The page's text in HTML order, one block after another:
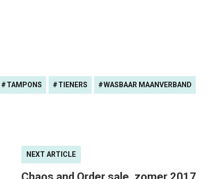
TAMPONS TIENERS WASBAAR MAANVERBAND
NEXT ARTICLE